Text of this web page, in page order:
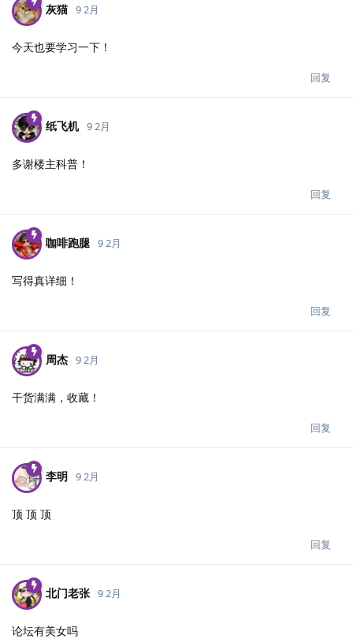
灰猫 9 2月
今天也要学习一下！
回复
纸飞机 9 2月
多谢楼主科普！
回复
咖啡跑腿 9 2月
写得真详细！
回复
周杰 9 2月
干货满满，收藏！
回复
李明 9 2月
顶 顶 顶
回复
北门老张 9 2月
论坛有美女吗